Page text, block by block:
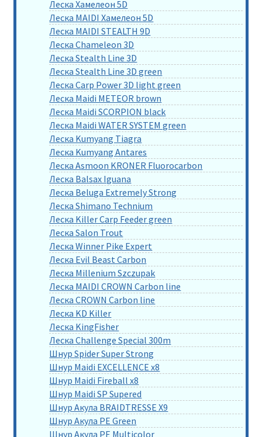
Леска Хамелеон 5D
Леска MAIDI Хамелеон 5D
Леска MAIDI STEALTH 9D
Леска Chameleon 3D
Леска Stealth Line 3D
Леска Stealth Line 3D green
Леска Carp Power 3D light green
Леска Maidi METEOR brown
Леска Maidi SCORPION black
Леска Maidi WATER SYSTEM green
Леска Kumyang Tiagra
Леска Kumyang Antares
Леска Asmoon KRONER Fluorocarbon
Леска Balsax Iguana
Леска Beluga Extremely Strong
Леска Shimano Technium
Леска Killer Carp Feeder green
Леска Salon Trout
Леска Winner Pike Expert
Леска Evil Beast Carbon
Леска Millenium Szczupak
Леска MAIDI CROWN Carbon line
Леска CROWN Carbon line
Леска KD Killer
Леска KingFisher
Леска Challenge Special 300m
Шнур Spider Super Strong
Шнур Maidi EXCELLENCE x8
Шнур Maidi Fireball x8
Шнур Maidi SP Supered
Шнур Акула BRAIDTRESSE X9
Шнур Акула PE Green
Шнур Акула PE Multicolor